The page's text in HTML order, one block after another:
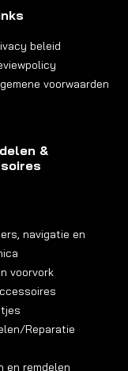
beleid
voorwaarden
&
navigatie en
voorvork
Reparatie
en remdelen